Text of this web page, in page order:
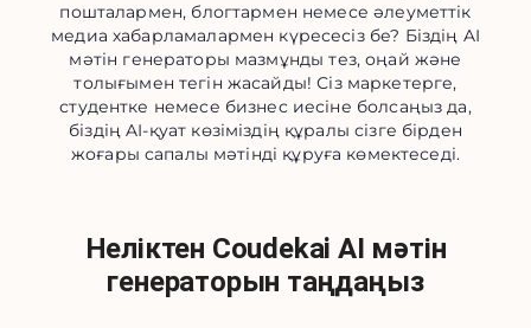
пошталармен, блогтармен немесе әлеуметтік
медиа хабарламалармен күресесіз бе? Біздің AI
мәтін генераторы мазмұнды тез, оңай және
толығымен тегін жасайды! Сіз маркетерге,
студентке немесе бизнес иесіне болсаңыз да,
біздің AI-қуат көзіміздің құралы сізге бірден
жоғары сапалы мәтінді құруға көмектеседі.
Неліктен Coudekai AI мәтін
генераторын таңдаңыз